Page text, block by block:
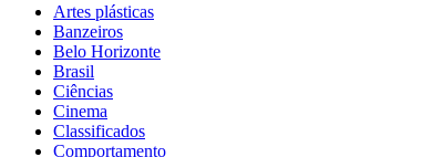
Artes plásticas
Banzeiros
Belo Horizonte
Brasil
Ciências
Cinema
Classificados
Comportamento